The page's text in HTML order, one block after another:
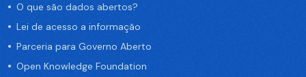
O que são dados abertos?
Lei de acesso a informação
Parceria para Governo Aberto
Open Knowledge Foundation